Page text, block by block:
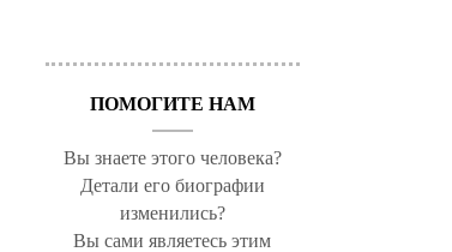
ПОМОГИТЕ НАМ
Вы знаете этого человека?
Детали его биографии
изменились?
Вы сами являетесь этим